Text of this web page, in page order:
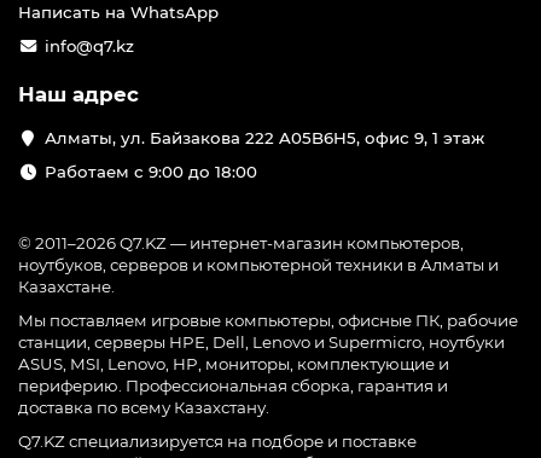
Написать на WhatsApp
info@q7.kz
Наш адрес
Алматы, ул. Байзакова 222 A05B6H5, офис 9, 1 этаж
Работаем с 9:00 до 18:00
© 2011–2026 Q7.KZ — интернет-магазин компьютеров,
ноутбуков, серверов и компьютерной техники в Алматы и
Казахстане.
Мы поставляем игровые компьютеры, офисные ПК, рабочие
станции, серверы HPE, Dell, Lenovo и Supermicro, ноутбуки
ASUS, MSI, Lenovo, HP, мониторы, комплектующие и
периферию. Профессиональная сборка, гарантия и
доставка по всему Казахстану.
Q7.KZ специализируется на подборе и поставке